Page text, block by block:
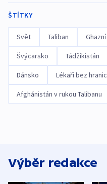
ŠTÍTKY
Svět Taliban Ghazní
Švýcarsko Tádžikistán
Dánsko Lékaři bez hranic
Afghánistán v rukou Talibanu
Výběr redakce